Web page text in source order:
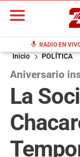
mic RADIO EN
Inicio POLÍTICA
Aniversario
La